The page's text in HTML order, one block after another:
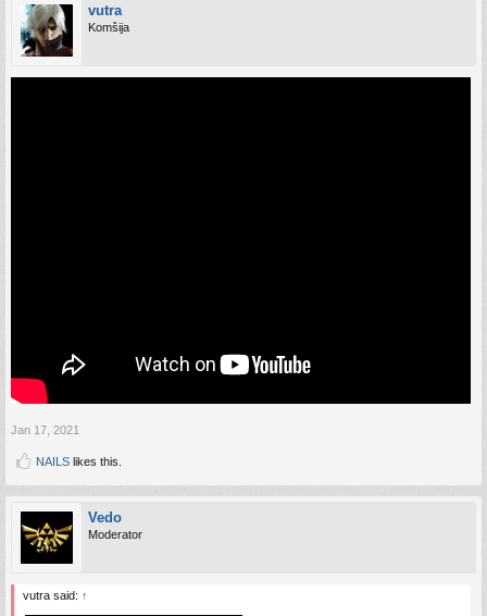
vutra
Komšija
Jan 17, 2021
NAILS likes this.
Vedo
Moderator
vutra said: ↑